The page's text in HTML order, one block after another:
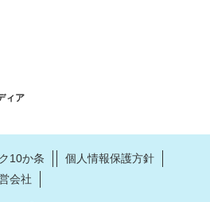
ィア
10か条
個人情報保護方針
会社